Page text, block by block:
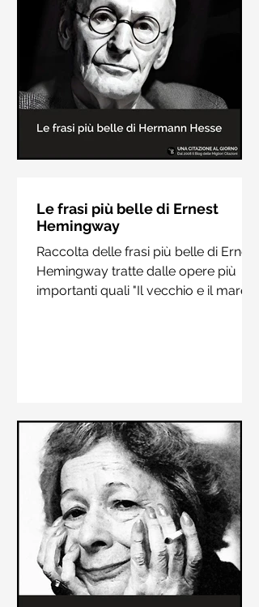
frasi più belle di Carl Gustav Jung
tratte dai suoi libri più significativi
come "Libro Rosso"
Hesse
Raccolta delle frasi più belle di
Hermann Hesse estrapolate dai suoi
libri più importanti come "Siddharta",
"Sull'amore" e "Demian"
Le frasi più belle di Ernest
Hemingway
Raccolta delle frasi più belle di Ernest
Hemingway tratte dalle opere più
importanti quali "Il vecchio e il mare",